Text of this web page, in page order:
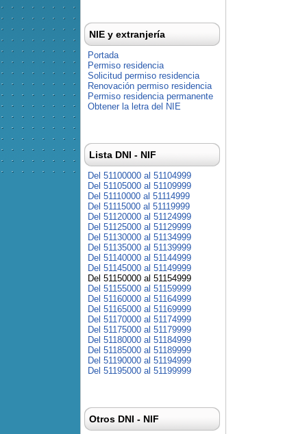
NIE y extranjería
Portada
Permiso residencia
Solicitud permiso residencia
Renovación permiso residencia
Permiso residencia permanente
Obtener la letra del NIE
Lista DNI - NIF
Del 51100000 al 51104999
Del 51105000 al 51109999
Del 51110000 al 51114999
Del 51115000 al 51119999
Del 51120000 al 51124999
Del 51125000 al 51129999
Del 51130000 al 51134999
Del 51135000 al 51139999
Del 51140000 al 51144999
Del 51145000 al 51149999
Del 51150000 al 51154999
Del 51155000 al 51159999
Del 51160000 al 51164999
Del 51165000 al 51169999
Del 51170000 al 51174999
Del 51175000 al 51179999
Del 51180000 al 51184999
Del 51185000 al 51189999
Del 51190000 al 51194999
Del 51195000 al 51199999
Otros DNI - NIF